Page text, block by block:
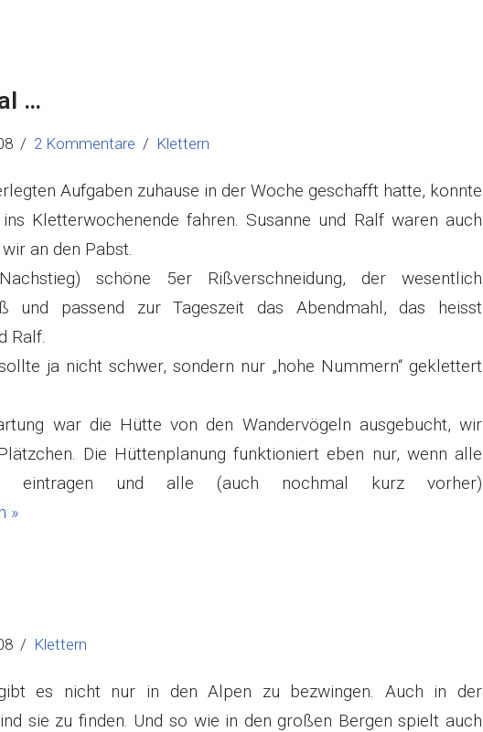
…
2 Kommentare Klettern
Aufgaben zuhause in der Woche geschafft hatte, konnte
Kletterwochenende fahren. Susanne und Ralf waren auch
an den Pabst.
schöne 5er Rißverschneidung, der wesentlich
und passend zur Tageszeit das Abendmahl, das heisst
Ralf.
ja nicht schwer, sondern nur „hohe Nummern“ geklettert
war die Hütte von den Wandervögeln ausgebucht, wir
Die Hüttenplanung funktioniert eben nur, wenn alle
eintragen und alle (auch nochmal kurz vorher)
»
Klettern
es nicht nur in den Alpen zu bezwingen. Auch in der
sie zu finden. Und so wie in den großen Bergen spielt auch